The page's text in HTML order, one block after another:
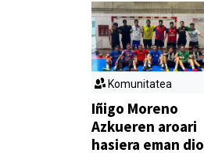
Komunitatea
Iñigo Moreno
Azkueren aroari
hasiera eman dio